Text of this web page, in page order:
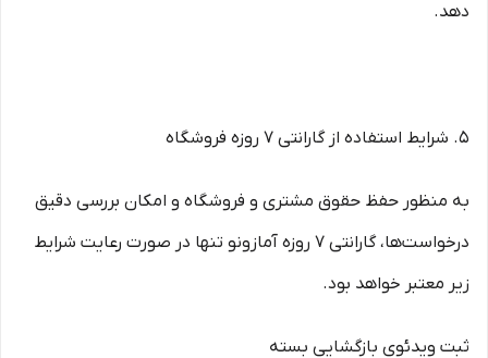
دهد.
۵. شرایط استفاده از گارانتی ۷ روزه فروشگاه
به منظور حفظ حقوق مشتری و فروشگاه و امکان بررسی دقیق
درخواست‌ها، گارانتی ۷ روزه آمازونو تنها در صورت رعایت شرایط
زیر معتبر خواهد بود.
ثبت ویدئوی بازگشایی بسته